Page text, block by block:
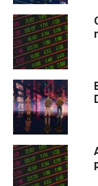
submetida à
marcada para 26
As informações
Compartilhar:
Copy
Link
TÓPICOS
PRÓXIMA: